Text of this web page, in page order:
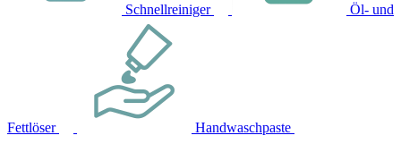
Schnellreiniger Öl- und
Fettlöser Handwaschpaste